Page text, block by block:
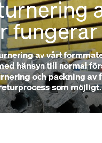
av vårt
hänsyn till normal
och packning av
som möjligt.